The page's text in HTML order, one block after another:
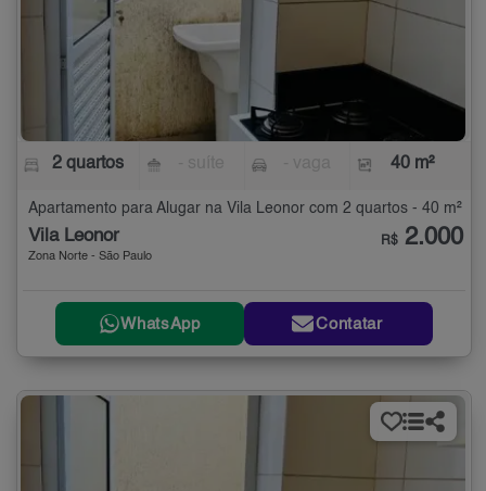
2 quartos 40 m²
Apartamento para Alugar na Vila Leonor com 2 quartos - 40 m²
Vila Leonor
Zona Norte - São Paulo
R$ 2.000
WhatsApp Contatar